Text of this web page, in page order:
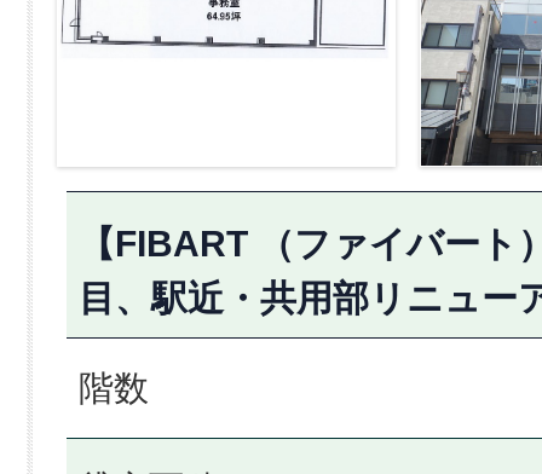
【FIBART （ファイバー
目、駅近・共用部リニュー
階数